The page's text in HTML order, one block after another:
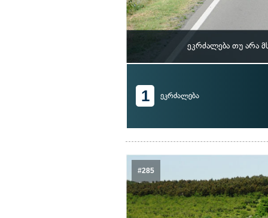
ეკრძალება თუ არა
1 ეკრძალება
#285